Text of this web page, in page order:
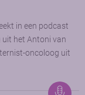
in een podcast
uit het Antoni van
oncoloog uit